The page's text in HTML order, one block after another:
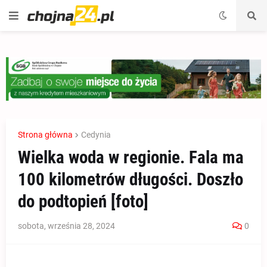
Strona główna Cedynia
Wielka woda w regionie. Fala ma
100 kilometrów długości. Doszło
do podtopień [foto]
sobota, września 28, 2024 0